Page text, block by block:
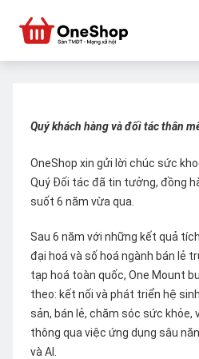
Quý khách hàng và đối tác thân
OneShop xin gửi lời chúc sức
Quý Đối tác đã tin tưởng, đồng
suốt 6 năm vừa qua.
Sau 6 năm với những kết quả
đại hoá và số hoá ngành bán lẻ
tạp hoá toàn quốc, One Mount
theo: kết nối và phát triển hệ
sản, bán lẻ, chăm sóc sức khỏe,
thông qua việc ứng dụng sâu
và AI.